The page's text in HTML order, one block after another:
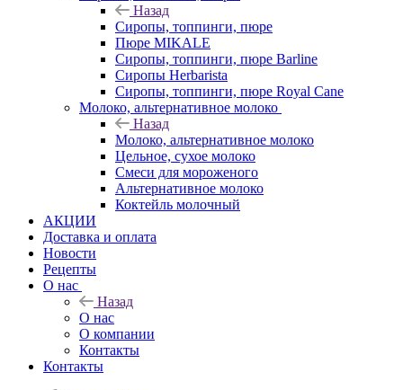
Назад
Сиропы, топпинги, пюре
Пюре MIKALE
Сиропы, топпинги, пюре Barline
Сиропы Herbarista
Сиропы, топпинги, пюре Royal Cane
Молоко, альтернативное молоко
Назад
Молоко, альтернативное молоко
Цельное, сухое молоко
Смеси для мороженого
Альтернативное молоко
Коктейль молочный
АКЦИИ
Доставка и оплата
Новости
Рецепты
О нас
Назад
О нас
О компании
Контакты
Контакты